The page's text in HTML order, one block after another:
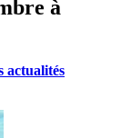
à
actualités